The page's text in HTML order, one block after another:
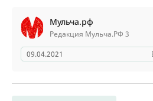
Мульча.рф
Редакция Мульча.РФ 3
09.04.2021